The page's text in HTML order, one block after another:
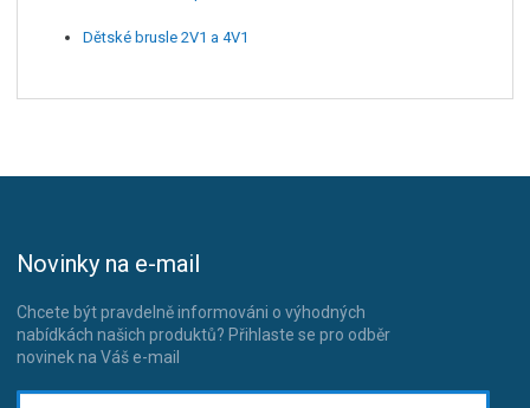
Dětské brusle 2V1 a 4V1
Novinky na e-mail
Chcete být pravdelně informováni o výhodných
nabídkách našich produktů? Přihlaste se pro odběr
novinek na Váš e-mail